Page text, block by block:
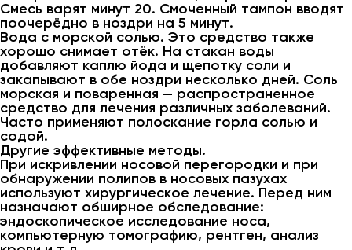
Смесь варят минут 20. Смоченный тампон вводят
поочерёдно в ноздри на 5 минут.
Вода с морской солью. Это средство также
хорошо снимает отёк. На стакан воды
добавляют каплю йода и щепотку соли и
закапывают в обе ноздри несколько дней. Соль
морская и поваренная — распространенное
средство для лечения различных заболеваний.
Часто применяют полоскание горла солью и
содой.
Другие эффективные методы.
При искривлении носовой перегородки и при
обнаружении полипов в носовых пазухах
используют хирургическое лечение. Перед ним
назначают обширное обследование:
эндоскопическое исследование носа,
компьютерную томографию, рентген, анализ